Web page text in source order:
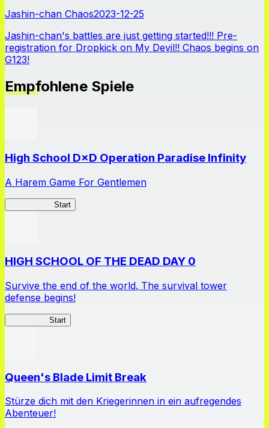
Jashin-chan Chaos2023-12-25
Jashin-chan's battles are just getting started!!! Pre-
registration for Dropkick on My Devil!! Chaos begins on
G123!
Empfohlene Spiele
High School D×D Operation Paradise Infinity
A Harem Game For Gentlemen
Start
HIGH SCHOOL OF THE DEAD DAY 0
Survive the end of the world. The survival tower
defense begins!
Start
Queen's Blade Limit Break
Stürze dich mit den Kriegerinnen in ein aufregendes
Abenteuer!